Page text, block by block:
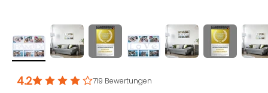
4.2 719 Bewertungen